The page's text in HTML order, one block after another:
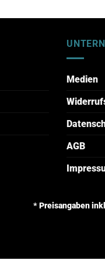
Medien
AGB
* Preisangaben